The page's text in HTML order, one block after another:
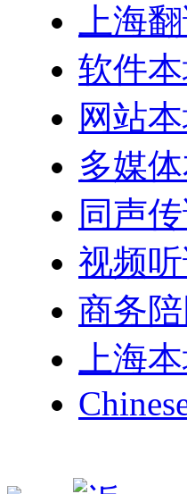
上海
软件
网站
多媒
同声
视频
商务
上海